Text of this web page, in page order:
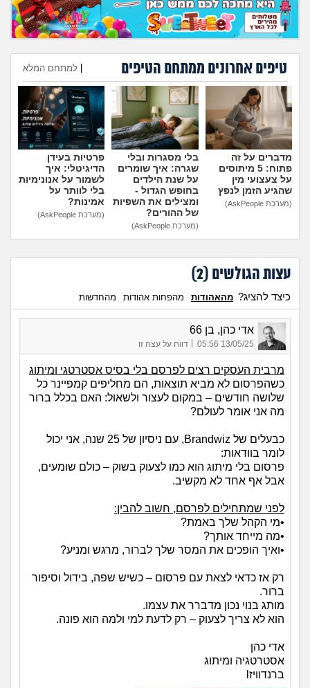
חיות מחמד
יוקר המחיה
גאווה
טיפים אחרונים ממתחם הטיפים למתחם המלא
הוספת טיפ
מדברים על זה
פתוח: 5 מיתוסים
על צעצועי מין
שהגיע הזמן לנפץ
(מערכת AskPeople)
בלי מסגרות ובלי
שגרה: איך שומרים
על שנת הילדים
בחופש הגדול -
ומצילים את השפיות
של ההורים?
(מערכת AskPeople)
פרטיות בעידן
הדיגיטלי: איך
לשמור על אנונימיות
בלי לוותר על
אמינות?
(מערכת AskPeople)
עצות הגולשים (2
)
כיצד להציג? מהאהודות מהפחות אהודות מהחדשות
אדי כהן, בן 66
13/05/25 05:56 דווח על עצה זו
מרבית העסקים רצים לפרסם בלי בסיס אסטרטגי ומיתוג
כשהפרסום לא מביא תוצאות, הם מחליפים קמפיינר כל
שלושה חודשים – במקום לעצור ולשאול: האם בכלל ברור
מה אני אומר לעולם?
כבעלים של Brandwiz, עם ניסיון של 25 שנה, אני יכול
לומר בוודאות:
פרסום בלי מיתוג הוא כמו לצעוק בשוק – כולם שומעים,
אבל אף אחד לא מקשיב.
לפני שמתחילים לפרסם, חשוב להבין:
•מי הקהל שלך באמת?
•מה מייחד אותך?
•ואיך הופכים את המסר שלך לברור, מרגש ומניע?
רק אז כדאי לצאת עם פרסום – כשיש שפה, בידול וסיפור
ברור.
מותג בנוי נכון מדברר את עצמו.
הוא לא צריך לצעוק – רק לדעת למי ולמה הוא פונה.
אדי כהן
אסטרטגיה ומיתוג
ברנדוויזl